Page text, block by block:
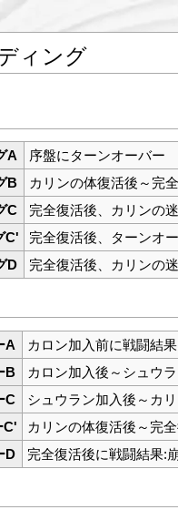
ィング
A
序盤にターンオーバー
B
カリンの体復活後～完
C
完全復活後、カリンの
C'
完全復活後、ターンオ
D
完全復活後、カリンの
A
カロン加入前に戦闘結
B
カロン加入後～シュウ
C
シュウラン加入後～カ
C'
カリンの体復活後～完
D
完全復活後に戦闘結果: